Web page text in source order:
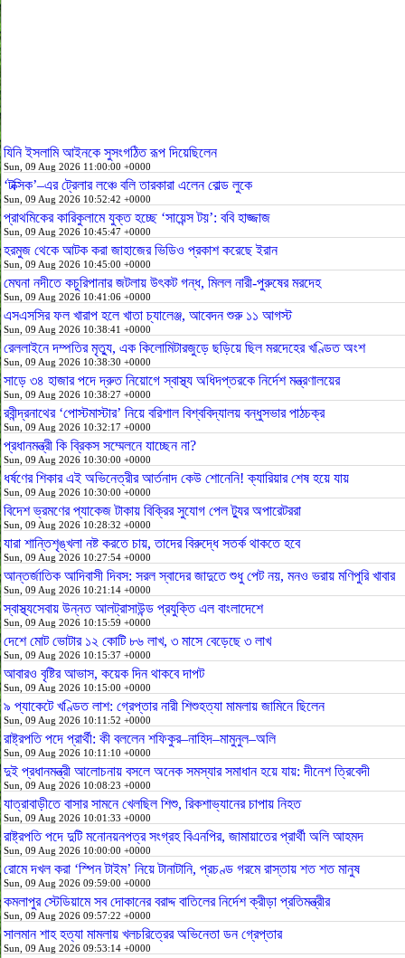
যিনি ইসলামি আইনকে সুসংগঠিত রূপ দিয়েছিলেন
Sun, 09 Aug 2026 11:00:00 +0000
‘টক্সিক’–এর ট্রেলার লঞ্চে বলি তারকারা এলেন বোল্ড লুকে
Sun, 09 Aug 2026 10:52:42 +0000
প্রাথমিকের কারিকুলামে যুক্ত হচ্ছে ‘সায়েন্স টয়’: ববি হাজ্জাজ
Sun, 09 Aug 2026 10:45:47 +0000
হরমুজ থেকে আটক করা জাহাজের ভিডিও প্রকাশ করেছে ইরান
Sun, 09 Aug 2026 10:45:00 +0000
মেঘনা নদীতে কচুরিপানার জটলায় উৎকট গন্ধ, মিলল নারী-পুরুষের মরদেহ
Sun, 09 Aug 2026 10:41:06 +0000
এসএসসির ফল খারাপ হলে খাতা চ্যালেঞ্জ, আবেদন শুরু ১১ আগস্ট
Sun, 09 Aug 2026 10:38:41 +0000
রেললাইনে দম্পতির মৃত্যু, এক কিলোমিটারজুড়ে ছড়িয়ে ছিল মরদেহের খণ্ডিত অংশ
Sun, 09 Aug 2026 10:38:30 +0000
সাড়ে ৩৪ হাজার পদে দ্রুত নিয়োগে স্বাস্থ্য অধিদপ্তরকে নির্দেশ মন্ত্রণালয়ের
Sun, 09 Aug 2026 10:38:27 +0000
রবীন্দ্রনাথের ‘পোস্টমাস্টার’ নিয়ে বরিশাল বিশ্ববিদ্যালয় বন্ধুসভার পাঠচক্র
Sun, 09 Aug 2026 10:32:17 +0000
প্রধানমন্ত্রী কি ব্রিকস সম্মেলনে যাচ্ছেন না?
Sun, 09 Aug 2026 10:30:00 +0000
ধর্ষণের শিকার এই অভিনেত্রীর আর্তনাদ কেউ শোনেনি! ক্যারিয়ার শেষ হয়ে যায়
Sun, 09 Aug 2026 10:30:00 +0000
বিদেশ ভ্রমণের প্যাকেজ টাকায় বিক্রির সুযোগ পেল ট্যুর অপারেটররা
Sun, 09 Aug 2026 10:28:32 +0000
যারা শান্তিশৃঙ্খলা নষ্ট করতে চায়, তাদের বিরুদ্ধে সতর্ক থাকতে হবে
Sun, 09 Aug 2026 10:27:54 +0000
আন্তর্জাতিক আদিবাসী দিবস: সরল স্বাদের জাদুতে শুধু পেট নয়, মনও ভরায় মণিপুরি খাবার
Sun, 09 Aug 2026 10:21:14 +0000
স্বাস্থ্যসেবায় উন্নত আলট্রাসাউন্ড প্রযুক্তি এল বাংলাদেশে
Sun, 09 Aug 2026 10:15:59 +0000
দেশে মোট ভোটার ১২ কোটি ৮৬ লাখ, ৩ মাসে বেড়েছে ৩ লাখ
Sun, 09 Aug 2026 10:15:37 +0000
আবারও বৃষ্টির আভাস, কয়েক দিন থাকবে দাপট
Sun, 09 Aug 2026 10:15:00 +0000
৯ প্যাকেটে খণ্ডিত লাশ: গ্রেপ্তার নারী শিশুহত্যা মামলায় জামিনে ছিলেন
Sun, 09 Aug 2026 10:11:52 +0000
রাষ্ট্রপতি পদে প্রার্থী: কী বললেন শফিকুর–নাহিদ–মামুনুল–অলি
Sun, 09 Aug 2026 10:11:10 +0000
দুই প্রধানমন্ত্রী আলোচনায় বসলে অনেক সমস্যার সমাধান হয়ে যায়: দীনেশ ত্রিবেদী
Sun, 09 Aug 2026 10:08:23 +0000
যাত্রাবাড়ীতে বাসার সামনে খেলছিল শিশু, রিকশাভ্যানের চাপায় নিহত
Sun, 09 Aug 2026 10:01:33 +0000
রাষ্ট্রপতি পদে দুটি মনোনয়নপত্র সংগ্রহ বিএনপির, জামায়াতের প্রার্থী অলি আহমদ
Sun, 09 Aug 2026 10:00:00 +0000
রোমে দখল করা ‘স্পিন টাইম’ নিয়ে টানাটানি, প্রচণ্ড গরমে রাস্তায় শত শত মানুষ
Sun, 09 Aug 2026 09:59:00 +0000
কমলাপুর স্টেডিয়ামে সব দোকানের বরাদ্দ বাতিলের নির্দেশ ক্রীড়া প্রতিমন্ত্রীর
Sun, 09 Aug 2026 09:57:22 +0000
সালমান শাহ হত্যা মামলায় খলচরিত্রের অভিনেতা ডন গ্রেপ্তার
Sun, 09 Aug 2026 09:53:14 +0000